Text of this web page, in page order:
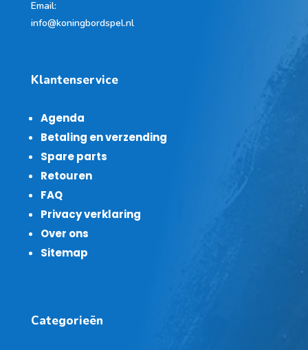
Email:
info@koningbordspel.nl
Klantenservice
Agenda
Betaling en verzending
Spare parts
Retouren
FAQ
Privacy verklaring
Over ons
Sitemap
Categorieën